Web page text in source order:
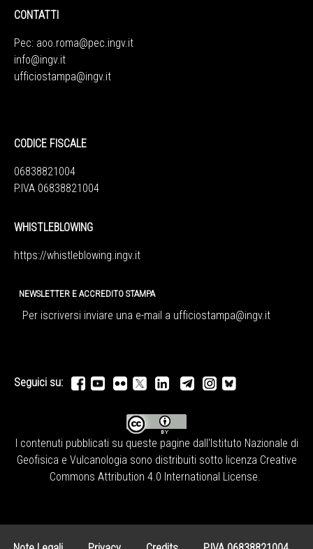
CONTATTI
Pec: aoo.roma@pec.ingv.it
info@ingv.it
ufficiostampa@ingv.it
CODICE FISCALE
06838821004
P.IVA 06838821004
WHISTLEBLOWING
https://whistleblowing.ingv.it
NEWSLETTER E ACCREDITO STAMPA
Per iscriversi inviare una e-mail a ufficiostampa@ingv.it
Seguici su:
I contenuti pubblicati su queste pagine dall' Istituto Nazionale di
Geofisica e Vulcanologia sono distribuiti sotto licenza Creative
Commons Attribution 4.0 International License.